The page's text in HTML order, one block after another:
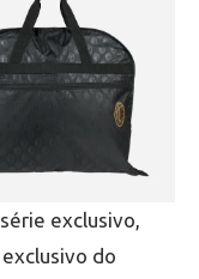
exclusivo,
do